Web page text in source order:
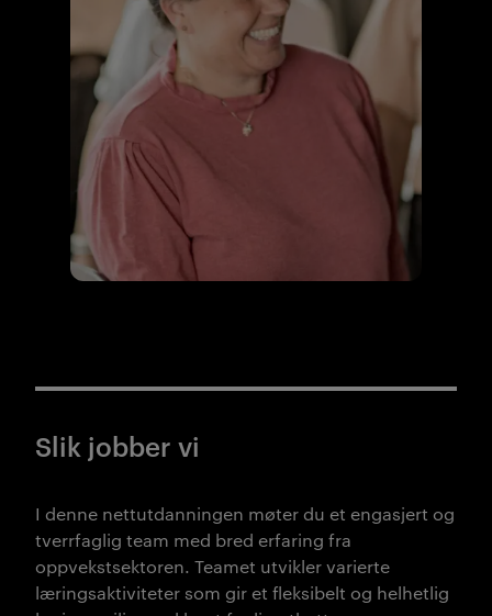
Slik jobber vi
I denne nettutdanningen møter du et engasjert og
tverrfaglig team med bred erfaring fra
oppvekstsektoren. Teamet utvikler varierte
læringsaktiviteter som gir et fleksibelt og helhetlig